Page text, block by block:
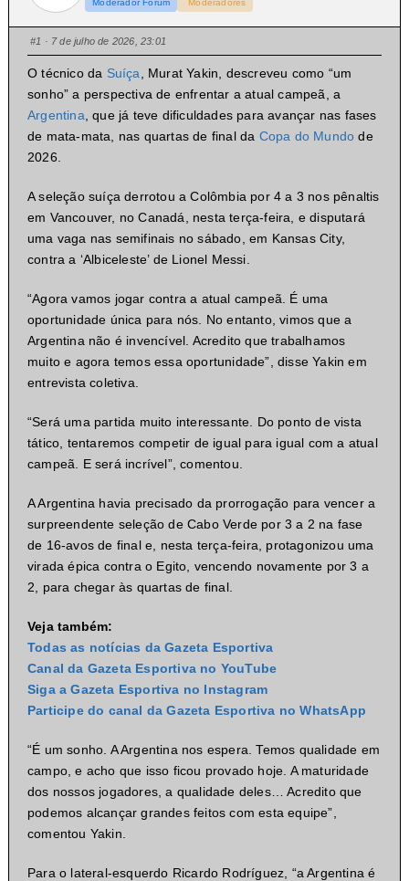
Moderador Fórum Moderadores
#1 · 7 de julho de 2026, 23:01
O técnico da Suíça
, Murat Yakin, descreveu como “um
sonho” a perspectiva de enfrentar a atual campeã, a
Argentina , que já teve dificuldades para avançar nas fases
de mata-mata, nas quartas de final da Copa do Mundo de
2026.
A seleção suíça derrotou a Colômbia por 4 a 3 nos pênaltis
em Vancouver, no Canadá, nesta terça-feira, e disputará
uma vaga nas semifinais no sábado, em Kansas City,
contra a ‘Albiceleste’ de Lionel Messi.
“Agora vamos jogar contra a atual campeã. É uma
oportunidade única para nós. No entanto, vimos que a
Argentina não é invencível. Acredito que trabalhamos
muito e agora temos essa oportunidade”, disse Yakin em
entrevista coletiva.
“Será uma partida muito interessante. Do ponto de vista
tático, tentaremos competir de igual para igual com a atual
campeã. E será incrível”, comentou.
A Argentina havia precisado da prorrogação para vencer a
surpreendente seleção de Cabo Verde por 3 a 2 na fase
de 16-avos de final e, nesta terça-feira, protagonizou uma
virada épica contra o Egito, vencendo novamente por 3 a
2, para chegar às quartas de final.
Veja também:
Todas as notícias da Gazeta Esportiva
Canal da Gazeta Esportiva no YouTube
Siga a Gazeta Esportiva no Instagram
Participe do canal da Gazeta Esportiva no WhatsApp
“É um sonho. A Argentina nos espera. Temos qualidade em
campo, e acho que isso ficou provado hoje. A maturidade
dos nossos jogadores, a qualidade deles… Acredito que
podemos alcançar grandes feitos com esta equipe”,
comentou Yakin.
Para o lateral-esquerdo Ricardo Rodríguez, “a Argentina é